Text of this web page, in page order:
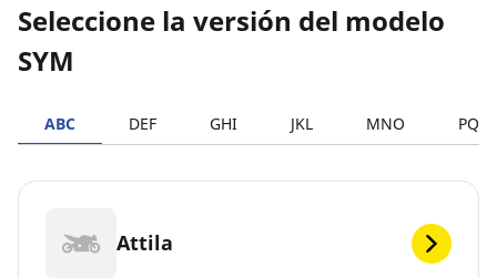
Seleccione la versión del modelo
SYM
ABC DEF GHI JKL MNO PQRS
Attila